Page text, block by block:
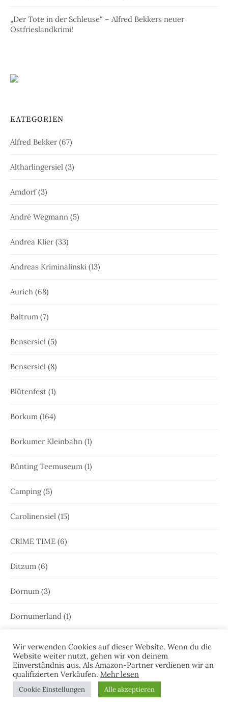
„Der Tote in der Schleuse“ – Alfred Bekkers neuer
Ostfrieslandkrimi!
KATEGORIEN
Alfred Bekker(67)
Altharlingersiel (3)
Amdorf(3)
André Wegmann (5)
Andrea Klier(33)
Andreas Kriminalinski (13)
Aurich (68)
Baltrum (7)
Bensersiel (5)
Bensersiel (8)
Blütenfest (1)
Borkum (164)
Borkumer Kleinbahn (1)
Bünting Teemuseum (1)
Camping(5)
Carolinensiel (15)
CRIME TIME (6)
Ditzum (6)
Dornum (3)
Dornumerland (1)
Dörte Jensen(61)
Dr. Josefine Brenner(21)
Wir verwenden Cookies auf dieser Website. Wenn du die
Website weiter nutzt, gehen wir von deinem
Einverständnis aus. Als Amazon-Partner verdienen wir an
qualifizierten Verkäufen. Mehr lesen
Cookie Einstellungen Alle akzeptieren